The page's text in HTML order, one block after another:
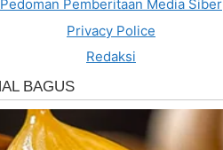
Pedoman Pemberitaan Media Siber
Privacy Police
Redaksi